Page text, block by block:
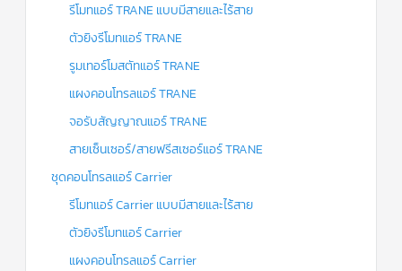
รีโมทแอร์ TRANE แบบมีสายและไร้สาย
ตัวยิงรีโมทแอร์ TRANE
รูมเทอร์โมสตัทแอร์ TRANE
แผงคอนโทรลแอร์ TRANE
จอรับสัญญาณแอร์ TRANE
สายเซ็นเซอร์/สายฟรีสเซอร์แอร์ TRANE
ชุดคอนโทรลแอร์ Carrier
รีโมทแอร์ Carrier แบบมีสายและไร้สาย
ตัวยิงรีโมทแอร์ Carrier
แผงคอนโทรลแอร์ Carrier